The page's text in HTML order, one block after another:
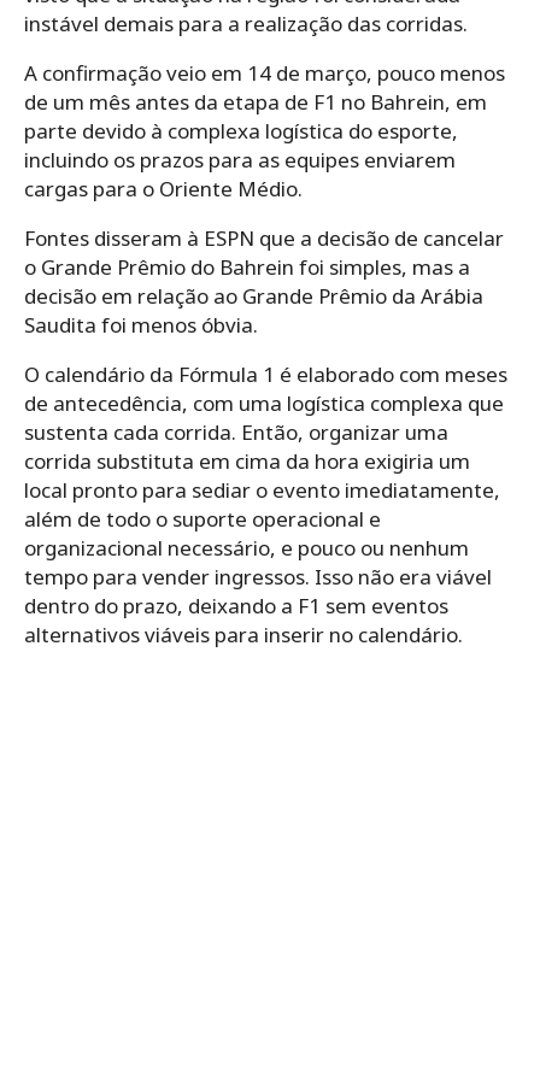
instável demais para a realização das corridas.
A confirmação veio em 14 de março, pouco menos
de um mês antes da etapa de F1 no Bahrein, em
parte devido à complexa logística do esporte,
incluindo os prazos para as equipes enviarem
cargas para o Oriente Médio.
Fontes disseram à ESPN que a decisão de cancelar
o Grande Prêmio do Bahrein foi simples, mas a
decisão em relação ao Grande Prêmio da Arábia
Saudita foi menos óbvia.
O calendário da Fórmula 1 é elaborado com meses
de antecedência, com uma logística complexa que
sustenta cada corrida. Então, organizar uma
corrida substituta em cima da hora exigiria um
local pronto para sediar o evento imediatamente,
além de todo o suporte operacional e
organizacional necessário, e pouco ou nenhum
tempo para vender ingressos. Isso não era viável
dentro do prazo, deixando a F1 sem eventos
alternativos viáveis ​​para inserir no calendário.